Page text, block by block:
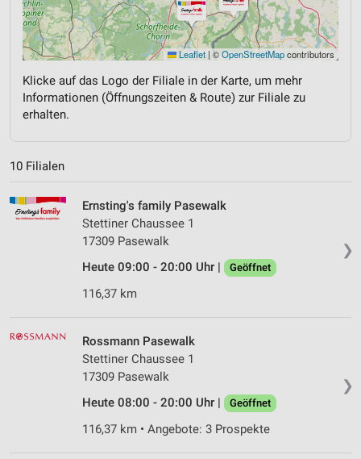
Leaflet | ©OpenStreetMapcontributors
Klicke auf das Logo der Filiale in der Karte, um mehr
Informationen (Öffnungszeiten & Route) zur Filiale zu
erhalten.
10 Filialen
❯
Ernsting's family Pasewalk
Stettiner Chaussee 1
17309 Pasewalk
Heute 09:00 - 20:00 Uhr |
Geöffnet
116,37 km
❯
Rossmann Pasewalk
Stettiner Chaussee 1
17309 Pasewalk
Heute 08:00 - 20:00 Uhr |
Geöffnet
116,37 km • Angebote: 3 Prospekte